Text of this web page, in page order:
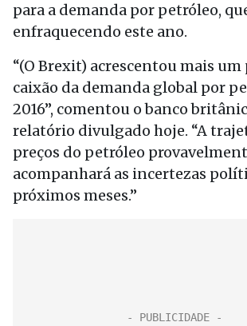
para a demanda por petróleo,
enfraquecendo este ano.
“(O Brexit) acrescentou mais um
caixão da demanda global por
2016”, comentou o banco
relatório divulgado hoje. “A
preços do petróleo
acompanhará as incertezas
próximos meses.”